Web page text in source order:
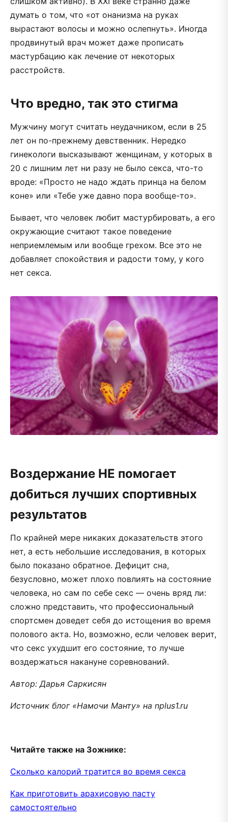
думать о том, что «от онанизма на руках
вырастают волосы и можно ослепнуть». Иногда
продвинутый врач может даже прописать
мастурбацию как лечение от некоторых
расстройств.
Что вредно, так это стигма
Мужчину могут считать неудачником, если в 25
лет он по-прежнему девственник. Нередко
гинекологи высказывают женщинам, у которых в
20 с лишним лет ни разу не было секса, что-то
вроде: «Просто не надо ждать принца на белом
коне» или «Тебе уже давно пора вообще-то».
Бывает, что человек любит мастурбировать, а его
окружающие считают такое поведение
неприемлемым или вообще грехом. Все это не
добавляет спокойствия и радости тому, у кого
нет секса.
Воздержание НЕ помогает
добиться лучших спортивных
результатов
По крайней мере никаких доказательств этого
нет, а есть небольшие исследования, в которых
было показано обратное. Дефицит сна,
безусловно, может плохо повлиять на состояние
человека, но сам по себе секс — очень вряд ли:
сложно представить, что профессиональный
спортсмен доведет себя до истощения во время
полового акта. Но, возможно, если человек верит,
что секс ухудшит его состояние, то лучше
воздержаться накануне соревнований.
Автор: Дарья Саркисян
Источник блог «Намочи Манту» на nplus1.ru
Читайте также на Зожнике:
Сколько калорий тратится во время секса
Как приготовить арахисовую пасту
самостоятельно